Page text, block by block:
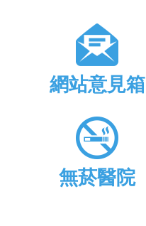
網站意見箱
無菸醫院